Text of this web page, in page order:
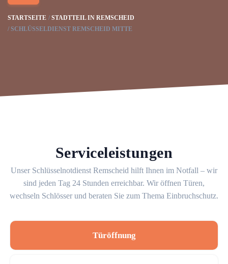
STARTSEITE
STADTTEIL IN REMSCHEID
SCHLÜSSELDIENST REMSCHEID MITTE
Serviceleistungen
Unser Schlüsselnotdienst Remscheid hilft Ihnen im Notfall – wir
sind jeden Tag 24 Stunden erreichbar. Wir öffnen Türen,
wechseln Schlösser und beraten Sie zum Thema Einbruchschutz.
Türöffnung